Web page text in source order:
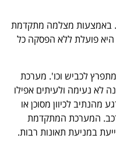
באמצעות מצלמה מתקדמת
היא פועלת ללא הפסקה כל
לכביש וכו'. מערכת
לא נעימה ולעיתים אפילו
לכיוון מסוכן או
המערכת המתקדמת
במניעת תאונות רבות.